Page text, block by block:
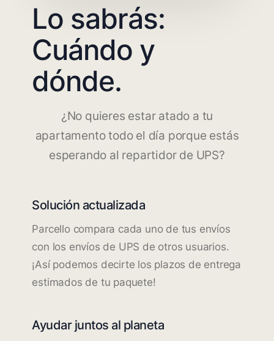
Lo sabrás:
Cuándo y
dónde.
¿No quieres estar atado a tu
apartamento todo el día porque estás
esperando al repartidor de UPS?
Solución actualizada
Parcello compara cada uno de tus envíos
con los envíos de UPS de otros usuarios.
¡Así podemos decirte los plazos de entrega
estimados de tu paquete!
Ayudar juntos al planeta